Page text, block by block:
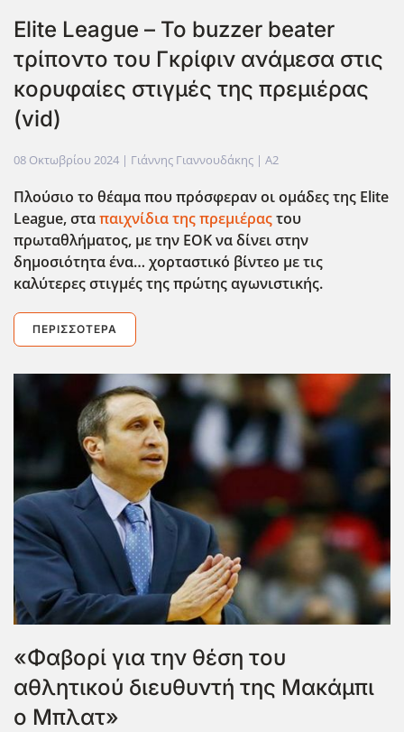
Elite League – Το buzzer beater
τρίποντο του Γκρίφιν ανάμεσα στις
κορυφαίες στιγμές της πρεμιέρας
(vid)
08 Οκτωβρίου 2024 | Γιάννης Γιαννουδάκης | A2
Πλούσιο το θέαμα που πρόσφεραν οι ομάδες της Elite
League, σταπαιχνίδια της πρεμιέραςτου
πρωταθλήματος, με την ΕΟΚ να δίνει στην
δημοσιότητα ένα… χορταστικό βίντεο με τις
καλύτερες στιγμές της πρώτης αγωνιστικής.
ΠΕΡΙΣΣΌΤΕΡΑ
«Φαβορί για την θέση του
αθλητικού διευθυντή της Μακάμπι
ο Μπλατ»